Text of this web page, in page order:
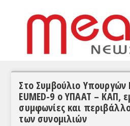
ΣΥΝΕΝΤΕΥΞΕΙΣ
ΘΕΜΑΤΑ
Στο Συμβούλιο Υπουργών
EUMED-9 o ΥΠΑΑΤ – ΚΑΠ,
συμφωνίες και
των συνομιλιών